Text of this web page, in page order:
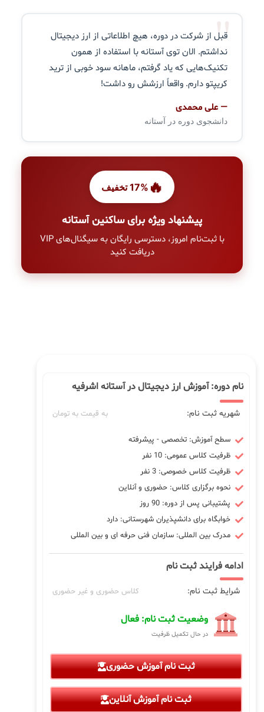
"
قبل از شرکت در دوره، هیچ اطلاعاتی از ارز دیجیتال
نداشتم. الان توی آستانه با استفاده از همون
تکنیک‌هایی که یاد گرفتم، ماهانه سود خوبی از ترید
کریپتو دارم. واقعاً ارزشش رو داشت!
— علی محمدی
دانشجوی دوره در آستانه
🔥 17% تخفیف
پیشنهاد ویژه برای ساکنین آستانه
با ثبت‌نام امروز، دسترسی رایگان به سیگنال‌های VIP
دریافت کنید
نام دوره: آموزش ارز دیجیتال در آستانه اشرفیه
شهریه ثبت نام: به قیمت به تومان
سطح آموزش: تخصصی - پیشرفته
ظرفیت کلاس عمومی: 10 نفر
ظرفیت کلاس خصوصی: 3 نفر
نحوه برگزاری کلاس: حضوری و آنلاین
پشتیبانی پس از دوره: 90 روز
خوابگاه برای دانشپذیران شهرستانی: دارد
مدرک بین المللی: سازمان فنی حرفه ای و بین المللی
ادامه فرایند ثبت نام
شرایط ثبت نام: کلاس حضوری و غیر حضوری
وضعیت ثبت نام: فعال
در حال تکمیل ظرفیت
ثبت نام آموزش حضوری
ثبت نام آموزش آنلاین